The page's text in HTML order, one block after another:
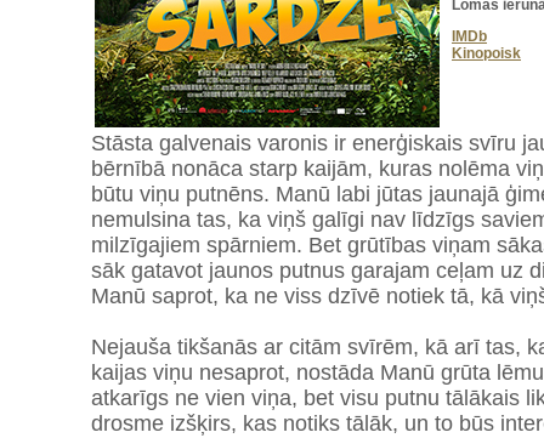
Lomas
IMDb
Kinopoisk
Stāsta galvenais varonis ir enerģiskais svīru
bērnībā nonāca starp kaijām, kuras nolēma
būtu viņu putnēns. Manū labi jūtas jaunajā
nemulsina tas, ka viņš galīgi nav līdzīgs
milzīgajiem spārniem. Bet grūtības viņam
sāk gatavot jaunos putnus garajam ceļam uz
Manū saprot, ka ne viss dzīvē notiek tā, kā
Nejauša tikšanās ar citām svīrēm, kā arī tas,
kaijas viņu nesaprot, nostāda Manū grūta
atkarīgs ne vien viņa, bet visu putnu tālākais
drosme izšķirs, kas notiks tālāk, un to būs